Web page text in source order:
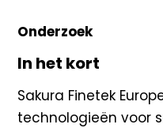
Onderzoek
In het kort
Sakura Finetek
technologieën voor